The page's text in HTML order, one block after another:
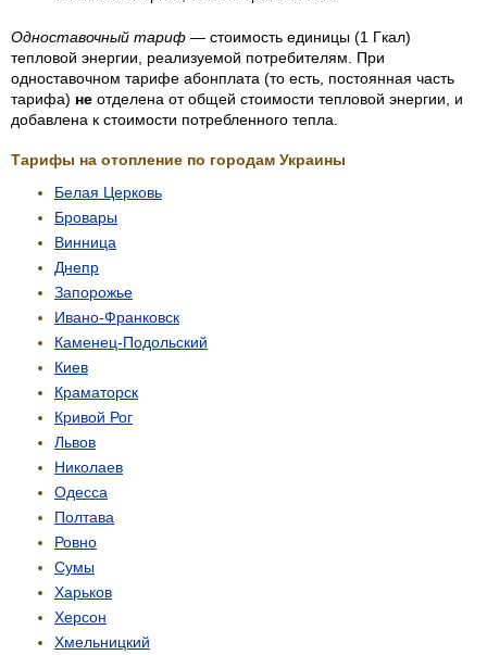
Одноставочный тариф — стоимость единицы (1 Гкал)
тепловой энергии, реализуемой потребителям. При
одноставочном тарифе абонплата (то есть, постоянная часть
тарифа) не отделена от общей стоимости тепловой энергии, и
добавлена к стоимости потребленного тепла.
Тарифы на отопление по городам Украины
Белая Церковь
Бровары
Винница
Днепр
Запорожье
Ивано-Франковск
Каменец-Подольский
Киев
Краматорск
Кривой Рог
Львов
Николаев
Одесса
Полтава
Ровно
Сумы
Харьков
Херсон
Хмельницкий